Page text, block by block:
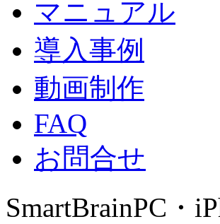
マニュアル
導入事例
動画制作
FAQ
お問合せ
SmartBrainPC・